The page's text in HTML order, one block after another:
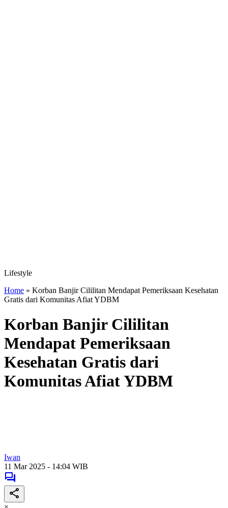
Lifestyle
Home » Korban Banjir Cililitan Mendapat Pemeriksaan Kesehatan
Gratis dari Komunitas Afiat YDBM
Korban Banjir Cililitan
Mendapat Pemeriksaan
Kesehatan Gratis dari
Komunitas Afiat YDBM
Iwan
11 Mar 2025 - 14:04 WIB